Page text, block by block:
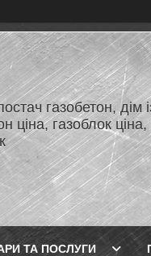
газобетон, дім
ціна, газоблок
ТА ПОСЛУГИ